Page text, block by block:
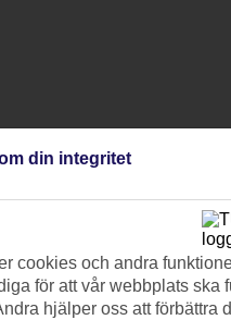
din integritet
cookies och andra
för att vår webbplats ska
hjälper oss att förbättra